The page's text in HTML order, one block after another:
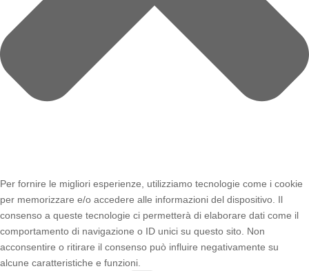
Per fornire le migliori esperienze, utilizziamo tecnologie come i cookie
per memorizzare e/o accedere alle informazioni del dispositivo. Il
consenso a queste tecnologie ci permetterà di elaborare dati come il
comportamento di navigazione o ID unici su questo sito. Non
acconsentire o ritirare il consenso può influire negativamente su
alcune caratteristiche e funzioni.